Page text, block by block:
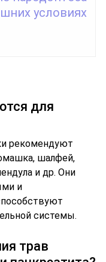
условиях
для
рекомендуют
шалфей,
и др. Они
и
системы.
трав